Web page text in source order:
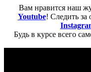
Вам нравится наш
Youtube! Следить за
Будь в курсе всего